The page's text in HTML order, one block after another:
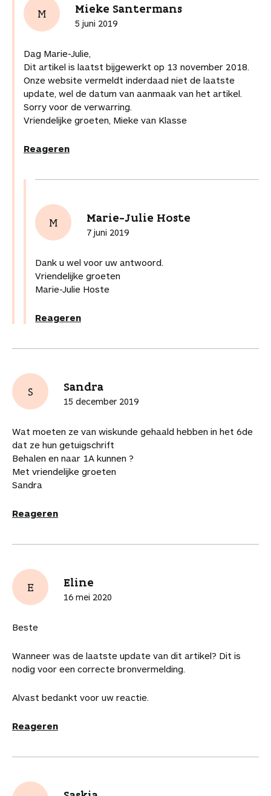
M Mieke Santermans
5 juni 2019
Dag Marie-Julie,
Dit artikel is laatst bijgewerkt op 13 november 2018.
Onze website vermeldt inderdaad niet de laatste
update, wel de datum van aanmaak van het artikel.
Sorry voor de verwarring.
Vriendelijke groeten, Mieke van Klasse
Reageren
M Marie-Julie Hoste
7 juni 2019
Dank u wel voor uw antwoord.
Vriendelijke groeten
Marie-Julie Hoste
Reageren
S Sandra
15 december 2019
Wat moeten ze van wiskunde gehaald hebben in het 6de
dat ze hun getuigschrift
Behalen en naar 1A kunnen ?
Met vriendelijke groeten
Sandra
Reageren
E Eline
16 mei 2020
Beste
Wanneer was de laatste update van dit artikel? Dit is
nodig voor een correcte bronvermelding.
Alvast bedankt voor uw reactie.
Reageren